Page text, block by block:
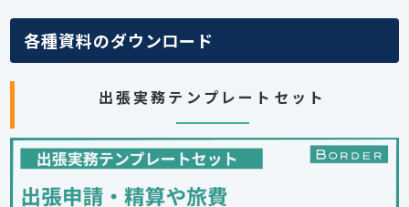
各種資料のダウンロード
出張実務テンプレートセット